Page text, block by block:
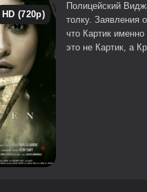
HD (720p)
Полицейский
толку. Заявления
что Картик
это не Картик, а